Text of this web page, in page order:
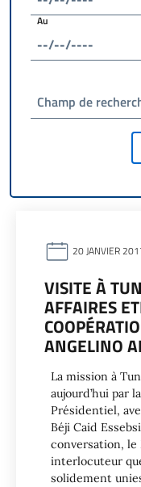
Au
Champ de
20 JANVIER
VISITE À
AFFAIRES
ANGELINO
La mission à
aujourd’hui par
Présidentiel,
Béji Caid
conversation,
interlocuteur
solidement